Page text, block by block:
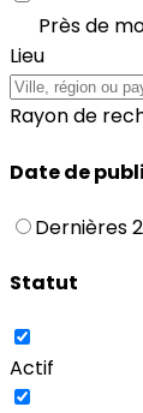
Près de
Lieu
Rayon de
Date de
Dernières
Statut
Actif